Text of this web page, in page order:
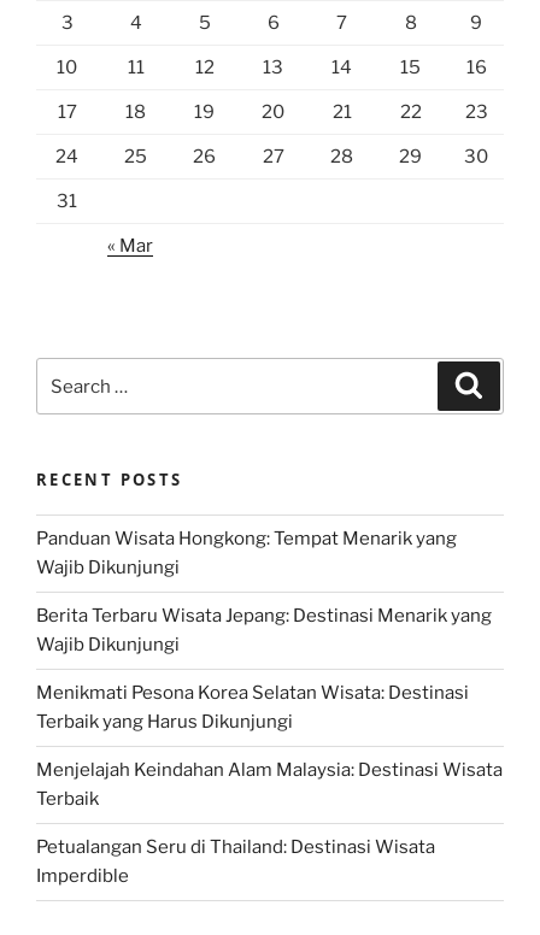
3 4 5 6 7 8 9
10 11 12 13 14 15 16
17 18 19 20 21 22 23
24 25 26 27 28 29 30
31
« Mar
for:
RECENT POSTS
Panduan Wisata Hongkong: Tempat Menarik yang
Wajib Dikunjungi
Berita Terbaru Wisata Jepang: Destinasi Menarik yang
Wajib Dikunjungi
Menikmati Pesona Korea Selatan Wisata: Destinasi
Terbaik yang Harus Dikunjungi
Menjelajah Keindahan Alam Malaysia: Destinasi Wisata
Terbaik
Petualangan Seru di Thailand: Destinasi Wisata
Imperdible